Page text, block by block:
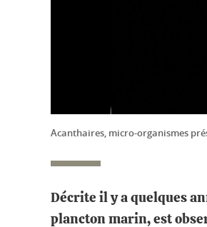
Acanthaires, micro-organismes
Décrite il y a quelques
plancton marin, est